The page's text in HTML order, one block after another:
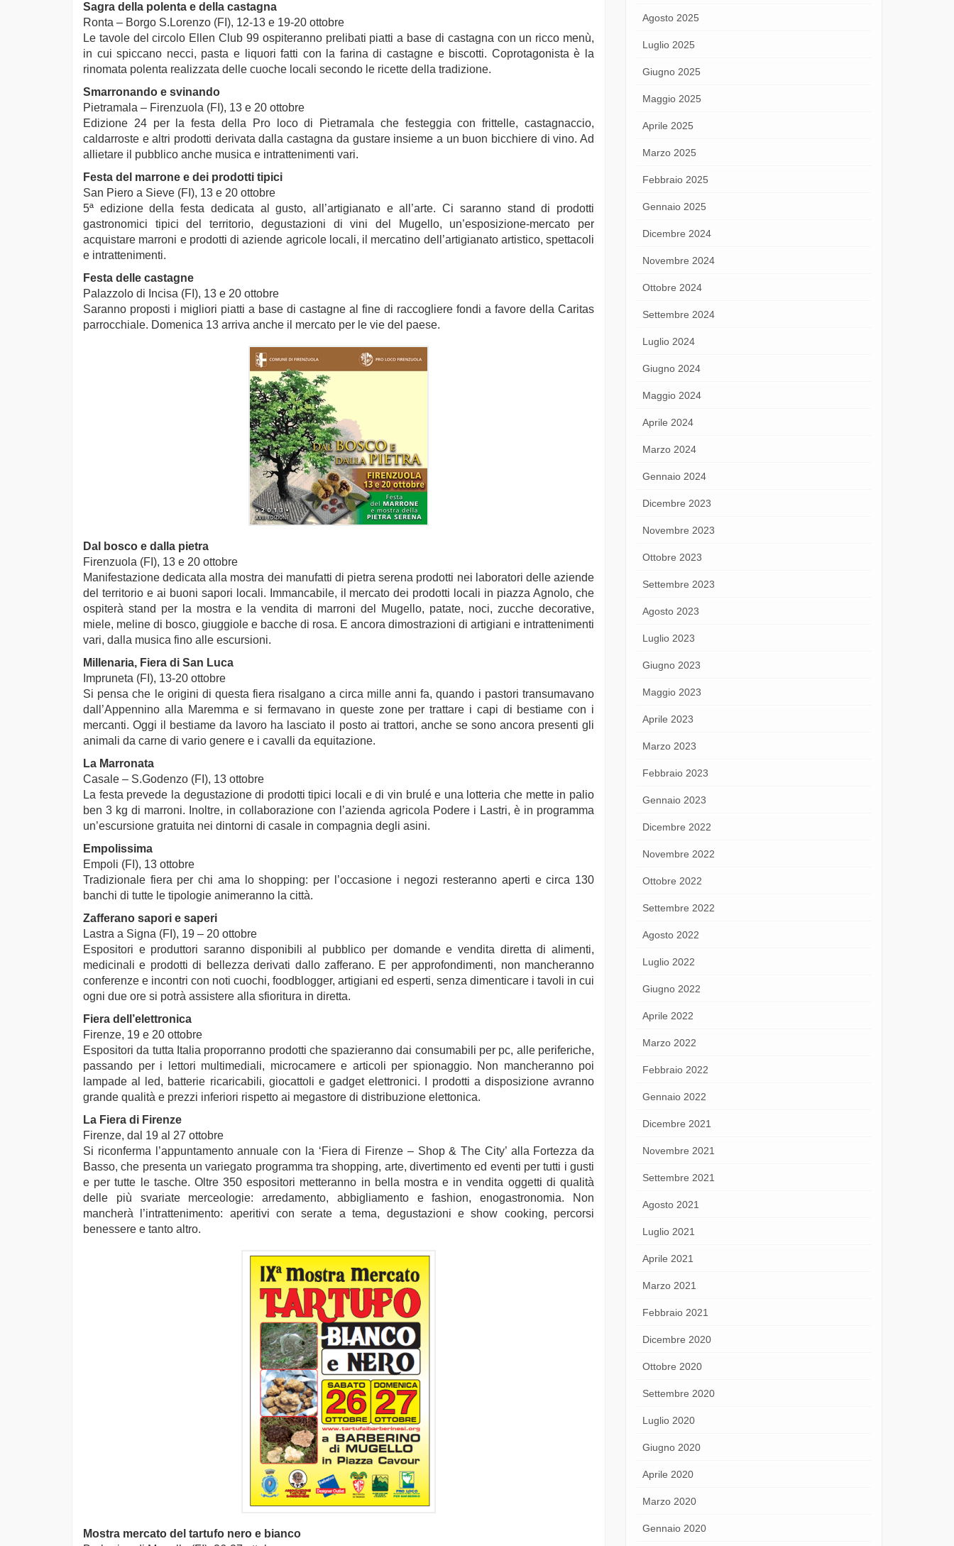
Sagra della polenta e della castagna
Ronta – Borgo S.Lorenzo (FI), 12-13 e 19-20 ottobre
Le tavole del circolo Ellen Club 99 ospiteranno prelibati piatti a base di castagna con un ricco menù,
in cui spiccano necci, pasta e liquori fatti con la farina di castagne e biscotti. Coprotagonista è la
rinomata polenta realizzata delle cuoche locali secondo le ricette della tradizione.
Smarronando e svinando
Pietramala – Firenzuola (FI), 13 e 20 ottobre
Edizione 24 per la festa della Pro loco di Pietramala che festeggia con frittelle, castagnaccio,
caldarroste e altri prodotti derivata dalla castagna da gustare insieme a un buon bicchiere di vino. Ad
allietare il pubblico anche musica e intrattenimenti vari.
Festa del marrone e dei prodotti tipici
San Piero a Sieve (FI), 13 e 20 ottobre
5ª edizione della festa dedicata al gusto, all’artigianato e all’arte. Ci saranno stand di prodotti
gastronomici tipici del territorio, degustazioni di vini del Mugello, un’esposizione-mercato per
acquistare marroni e prodotti di aziende agricole locali, il mercatino dell’artigianato artistico, spettacoli
e intrattenimenti.
Festa delle castagne
Palazzolo di Incisa (FI), 13 e 20 ottobre
Saranno proposti i migliori piatti a base di castagne al fine di raccogliere fondi a favore della Caritas
parrocchiale. Domenica 13 arriva anche il mercato per le vie del paese.
Dal bosco e dalla pietra
Firenzuola (FI), 13 e 20 ottobre
Manifestazione dedicata alla mostra dei manufatti di pietra serena prodotti nei laboratori delle aziende
del territorio e ai buoni sapori locali. Immancabile, il mercato dei prodotti locali in piazza Agnolo, che
ospiterà stand per la mostra e la vendita di marroni del Mugello, patate, noci, zucche decorative,
miele, meline di bosco, giuggiole e bacche di rosa. E ancora dimostrazioni di artigiani e intrattenimenti
vari, dalla musica fino alle escursioni.
Millenaria, Fiera di San Luca
Impruneta (FI), 13-20 ottobre
Si pensa che le origini di questa fiera risalgano a circa mille anni fa, quando i pastori transumavano
dall’Appennino alla Maremma e si fermavano in queste zone per trattare i capi di bestiame con i
mercanti. Oggi il bestiame da lavoro ha lasciato il posto ai trattori, anche se sono ancora presenti gli
animali da carne di vario genere e i cavalli da equitazione.
La Marronata
Casale – S.Godenzo (FI), 13 ottobre
La festa prevede la degustazione di prodotti tipici locali e di vin brulé e una lotteria che mette in palio
ben 3 kg di marroni. Inoltre, in collaborazione con l’azienda agricola Podere i Lastri, è in programma
un’escursione gratuita nei dintorni di casale in compagnia degli asini.
Empolissima
Empoli (FI), 13 ottobre
Tradizionale fiera per chi ama lo shopping: per l’occasione i negozi resteranno aperti e circa 130
banchi di tutte le tipologie animeranno la città.
Zafferano sapori e saperi
Lastra a Signa (FI), 19 – 20 ottobre
Espositori e produttori saranno disponibili al pubblico per domande e vendita diretta di alimenti,
medicinali e prodotti di bellezza derivati dallo zafferano. E per approfondimenti, non mancheranno
conferenze e incontri con noti cuochi, foodblogger, artigiani ed esperti, senza dimenticare i tavoli in cui
ogni due ore si potrà assistere alla sfioritura in diretta.
Fiera dell’elettronica
Firenze, 19 e 20 ottobre
Espositori da tutta Italia proporranno prodotti che spazieranno dai consumabili per pc, alle periferiche,
passando per i lettori multimediali, microcamere e articoli per spionaggio. Non mancheranno poi
lampade al led, batterie ricaricabili, giocattoli e gadget elettronici. I prodotti a disposizione avranno
grande qualità e prezzi inferiori rispetto ai megastore di distribuzione elettonica.
La Fiera di Firenze
Firenze, dal 19 al 27 ottobre
Si riconferma l’appuntamento annuale con la ‘Fiera di Firenze – Shop & The City’ alla Fortezza da
Basso, che presenta un variegato programma tra shopping, arte, divertimento ed eventi per tutti i gusti
e per tutte le tasche. Oltre 350 espositori metteranno in bella mostra e in vendita oggetti di qualità
delle più svariate merceologie: arredamento, abbigliamento e fashion, enogastronomia. Non
mancherà l’intrattenimento: aperitivi con serate a tema, degustazioni e show cooking, percorsi
benessere e tanto altro.
Mostra mercato del tartufo nero e bianco
Agosto 2025
Luglio 2025
Giugno 2025
Maggio 2025
Aprile 2025
Marzo 2025
Febbraio 2025
Gennaio 2025
Dicembre 2024
Novembre 2024
Ottobre 2024
Settembre 2024
Luglio 2024
Giugno 2024
Maggio 2024
Aprile 2024
Marzo 2024
Gennaio 2024
Dicembre 2023
Novembre 2023
Ottobre 2023
Settembre 2023
Agosto 2023
Luglio 2023
Giugno 2023
Maggio 2023
Aprile 2023
Marzo 2023
Febbraio 2023
Gennaio 2023
Dicembre 2022
Novembre 2022
Ottobre 2022
Settembre 2022
Agosto 2022
Luglio 2022
Giugno 2022
Aprile 2022
Marzo 2022
Febbraio 2022
Gennaio 2022
Dicembre 2021
Novembre 2021
Settembre 2021
Agosto 2021
Luglio 2021
Aprile 2021
Marzo 2021
Febbraio 2021
Dicembre 2020
Ottobre 2020
Settembre 2020
Luglio 2020
Giugno 2020
Aprile 2020
Marzo 2020
Gennaio 2020